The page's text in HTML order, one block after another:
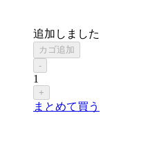
追加しました
カゴ追加
-
1
+
まとめて買う